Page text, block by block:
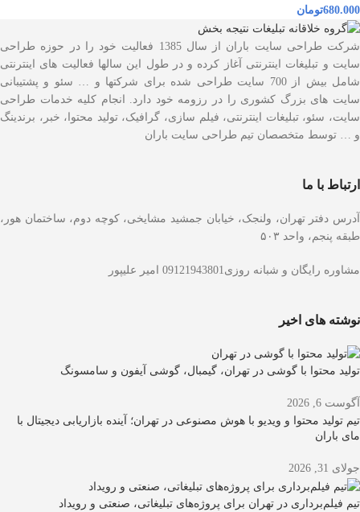
680.000تومان
شرکت طراحی سایت باران از سال 1385 فعالیت خود را در حوزه طراحی
سایت و تبلیغات اینترنتی آغاز کرده و در طول این سالها فعالیت های اینترنتی
شامل بیش از 700 سایت طراحی شده برای شرکتها و … سئو و پشتیبانی
سایت های بزرگ کشوری را در رزومه خود دارد. انجام کلیه خدمات طراحی
سایت، سئو، تبلیغات اینترنتی، فیلم سازی، گرافیک، تولید محتوا، خبر، برندینگ
و … توسط متخصصان تیم طراحی سایت باران
ارتباط با ما
آدرس دفتر تهران، ولنجک، خیابان جمشید مشایخی، کوچه دوم، ساختمان هور،
طبقه پنجم، واحد ۵۰۳
مشاوره رایگان و شبانه روزی09121943801 امیر علیپور
نوشته های اخیر
تولید محتوا با گوشی در تهران، گیمبال، گوشی آیفون و سامسونگ
آگوست 6, 2026
تیم تولید محتوا و ویدیو با هوش مصنوعی در تهران؛ آینده بازاریابی دیجیتال با
مای باران
جولای 31, 2026
تیم فیلم‌برداری در تهران برای پروژه‌های تبلیغاتی، صنعتی و رویداد